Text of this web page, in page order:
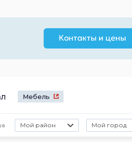
Мебель
Мой район Мой город